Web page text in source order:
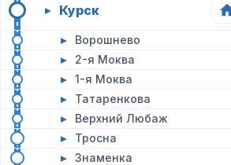
▸ Курск
▸ Ворошнево
▸ 2-я Моква
▸ 1-я Моква
▸ Татаренкова
▸ Верхний Любаж
▸ Тросна
▸ Знаменка